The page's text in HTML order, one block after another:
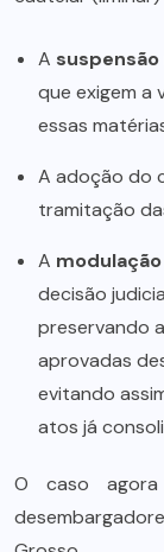
A
que exigem a
essas
A adoção do
tramitação
A
decisão
preservando
aprovadas
evitando
atos já
O caso